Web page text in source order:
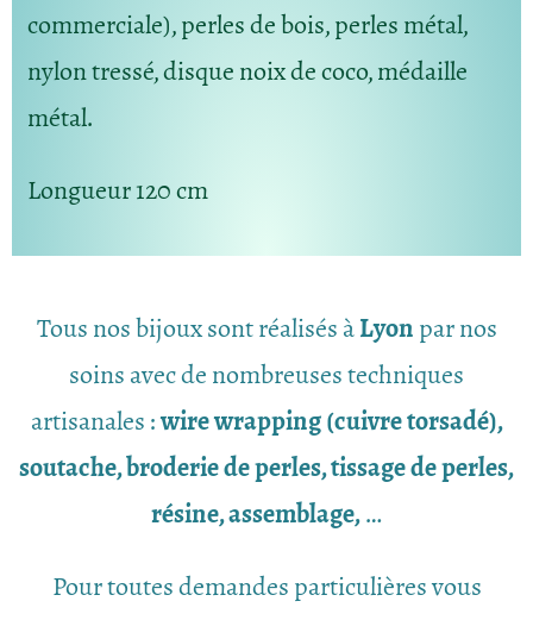
commerciale), perles de bois, perles métal,
nylon tressé, disque noix de coco, médaille
métal.
Longueur 120 cm
Tous nos bijoux sont réalisés àLyonpar nos
soins avec de nombreuses techniques
artisanales :wire wrapping (cuivre torsadé),
soutache, broderie de perles, tissage de perles,
résine, assemblage,…
Pour toutes demandes particulières vous